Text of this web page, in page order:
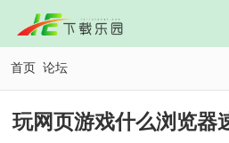
首页 论坛
玩网页游戏什么浏览器